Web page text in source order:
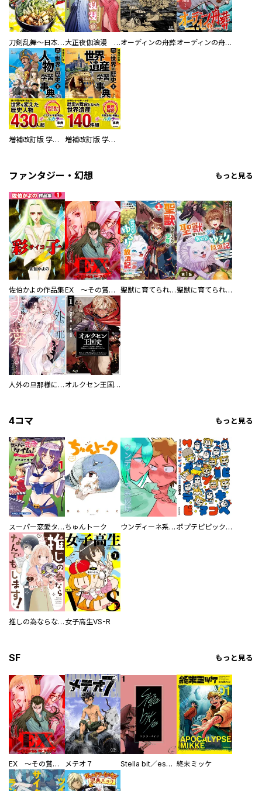
刀剣乱舞～日本号つれづれ酒～ 大正夜伽浪漫 －金曜日の花嫁—オーディンの舟葬 オーディンの舟葬 分冊版
増補改訂版 学研まんが NEW世界の歴史 別巻 人物学習事典 増補改訂版 学研まんが NEW世界の歴史 別巻 世界遺産学習事典
ファンタジー・幻想 もっと見る
佐伯かよの作品集 EX ～その賞金稼ぎは、世界の出口を探す～【単行本版】 聖獣に育てられた少年の異世界ゆるり放浪記～神様からもらったチート魔法で、仲間たちとスローライフを満喫中～ 聖獣に育てられた少年の異世界ゆるり放浪記～神様からもらったチート魔法で、仲間たちとスローライフを満喫中～【分冊版】
人外の旦那様に娶られ毎晩ナカまで愛される…。アンソロジー オルクセン王国史
4コマ もっと見る
スーパー恋愛タイム！～現場でドＳな彼女は自宅でデレる～ ちゅんトーク ウンディーネ系彼氏 ポプテピピック SEASON EIGHT
推しの為ならなんでもします！ 女子高生VS-R
SF もっと見る
EX ～その賞金稼ぎは、世界の出口を探す～【単行本版】 メテオ７ Stella bit／es【単話版】 終末ミッケ